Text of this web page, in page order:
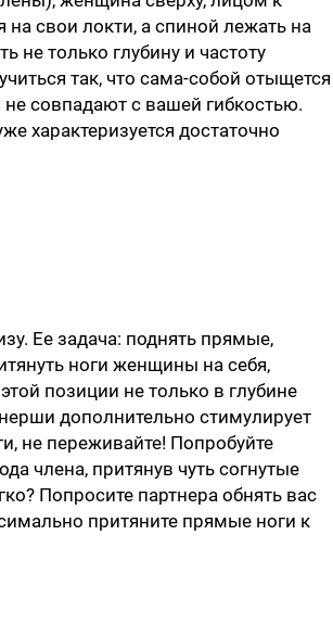
на свои локти, а спиной лежать на
не только глубину и частоту
так, что сама-собой отыщется
совпадают с вашей гибкостью.
характеризуется достаточно
Ее задача: поднять прямые,
ноги женщины на себя,
позиции не только в глубине
дополнительно стимулирует
не переживайте! Попробуйте
члена, притянув чуть согнутые
Попросите партнера обнять вас
притяните прямые ноги к